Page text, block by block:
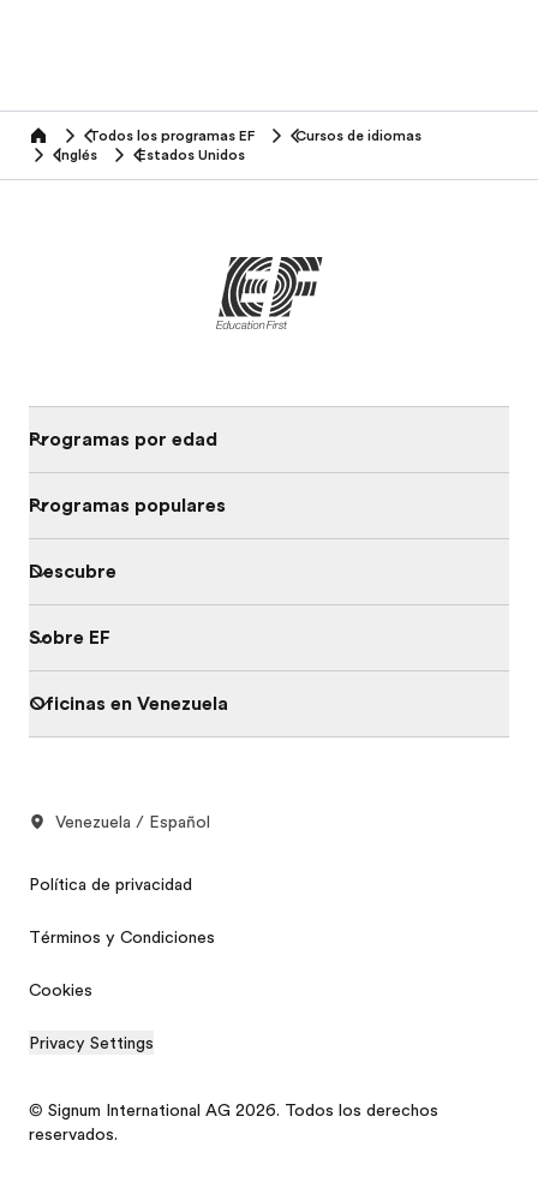
home Todos los programas EF
Cursos de idiomas
Inglés
Estados Unidos
Programas por edad
Programas populares
Descubre
Sobre EF
Oficinas en Venezuela
Venezuela / Español
Política de privacidad
Términos y Condiciones
Cookies
Privacy Settings
© Signum International AG 2026. Todos los derechos
reservados.